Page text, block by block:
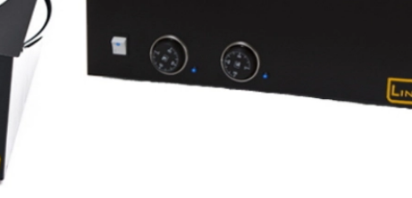
1840,00 lei Preț: 1440,00 lei
ADAUGĂ ÎN COȘ